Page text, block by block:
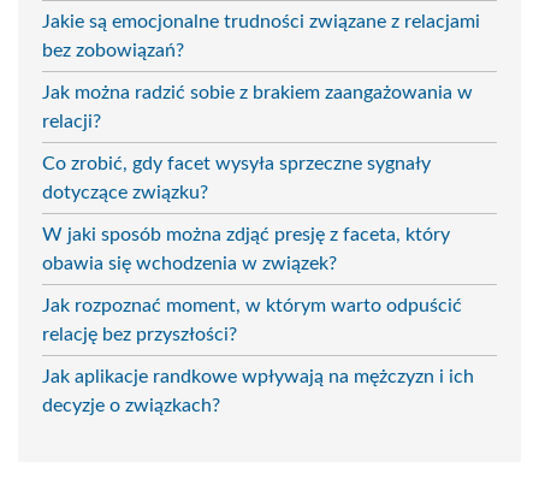
Jakie są emocjonalne trudności związane z relacjami
bez zobowiązań?
Jak można radzić sobie z brakiem zaangażowania w
relacji?
Co zrobić, gdy facet wysyła sprzeczne sygnały
dotyczące związku?
W jaki sposób można zdjąć presję z faceta, który
obawia się wchodzenia w związek?
Jak rozpoznać moment, w którym warto odpuścić
relację bez przyszłości?
Jak aplikacje randkowe wpływają na mężczyzn i ich
decyzje o związkach?